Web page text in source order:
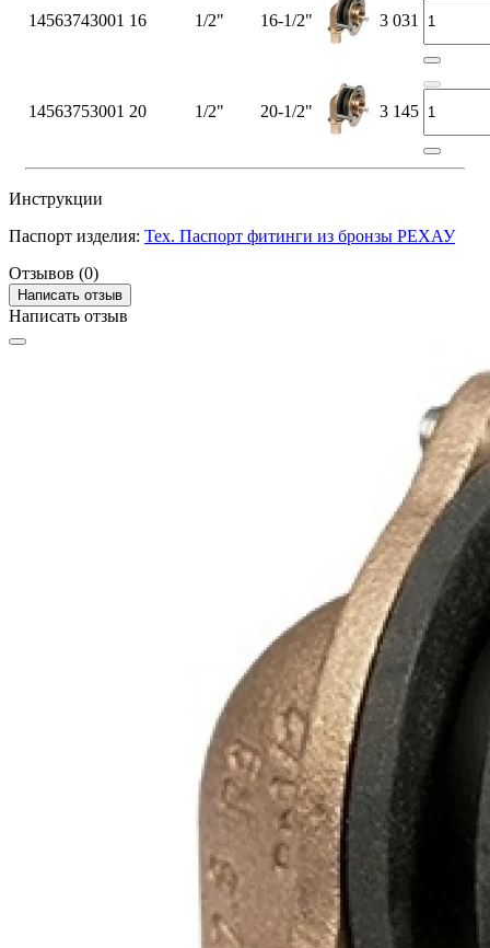
14563743001 16 1/2" 16-1/2" 3 031
14563753001 20 1/2" 20-1/2" 3 145
Инструкции
Паспорт изделия: Тех. Паспорт фитинги из бронзы РЕХАУ
Отзывов (0)
Написать отзыв
Написать отзыв